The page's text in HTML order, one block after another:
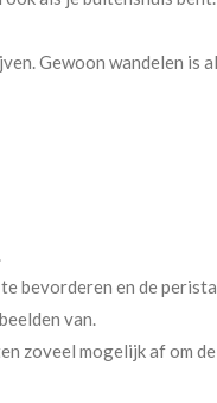
Gewoon wandelen is
bevorderen en de
van.
zoveel mogelijk af om